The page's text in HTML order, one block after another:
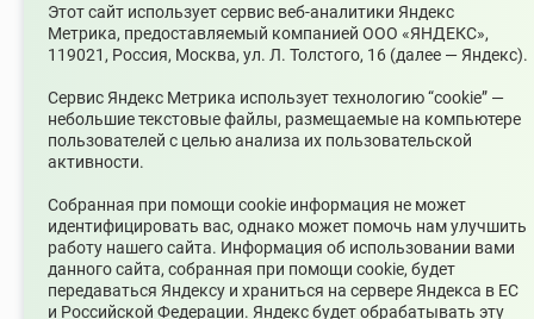
Номер телефона редакции
+7(34368)7-56-27
Учредитель издания
Муниципальное казенное учреждение «Управление по
связям с общественностью муниципального округа
Среднеуральск»
Зарегистрирован
информационных технологий и массовых коммуникаций
(Роскомнадзор) 10 июня 2022 г.
Возрастной ценз
12+
Этот сайт использует сервис веб-аналитики Яндекс
Метрика, предоставляемый компанией ООО «ЯНДЕКС»,
119021, Россия, Москва, ул. Л. Толстого, 16 (далее — Яндекс).
Сервис Яндекс Метрика использует технологию “cookie” —
небольшие текстовые файлы, размещаемые на компьютере
пользователей с целью анализа их пользовательской
активности.
Собранная при помощи cookie информация не может
идентифицировать вас, однако может помочь нам улучшить
работу нашего сайта. Информация об использовании вами
данного сайта, собранная при помощи cookie, будет
передаваться Яндексу и храниться на сервере Яндекса в ЕС
и Российской Федерации. Яндекс будет обрабатывать эту